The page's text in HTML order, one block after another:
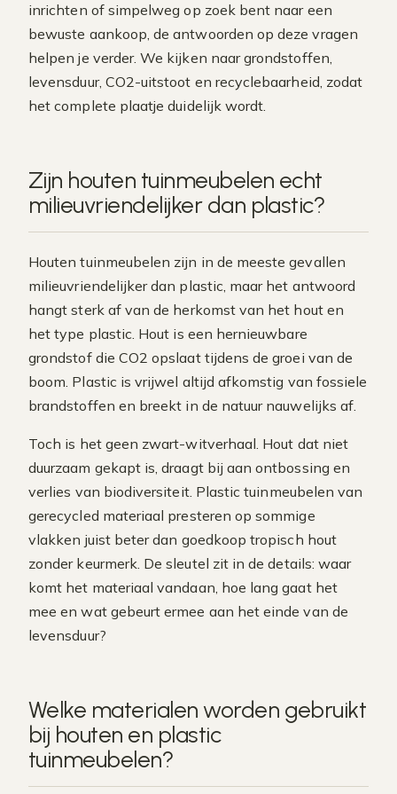
inrichten of simpelweg op zoek bent naar een
bewuste aankoop, de antwoorden op deze vragen
helpen je verder. We kijken naar grondstoffen,
levensduur, CO2-uitstoot en recyclebaarheid, zodat
het complete plaatje duidelijk wordt.
Zijn houten tuinmeubelen echt
milieuvriendelijker dan plastic?
Houten tuinmeubelen zijn in de meeste gevallen
milieuvriendelijker dan plastic, maar het antwoord
hangt sterk af van de herkomst van het hout en
het type plastic. Hout is een hernieuwbare
grondstof die CO2 opslaat tijdens de groei van de
boom. Plastic is vrijwel altijd afkomstig van fossiele
brandstoffen en breekt in de natuur nauwelijks af.
Toch is het geen zwart-witverhaal. Hout dat niet
duurzaam gekapt is, draagt bij aan ontbossing en
verlies van biodiversiteit. Plastic tuinmeubelen van
gerecycled materiaal presteren op sommige
vlakken juist beter dan goedkoop tropisch hout
zonder keurmerk. De sleutel zit in de details: waar
komt het materiaal vandaan, hoe lang gaat het
mee en wat gebeurt ermee aan het einde van de
levensduur?
Welke materialen worden gebruikt
bij houten en plastic
tuinmeubelen?